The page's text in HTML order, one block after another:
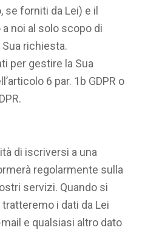
forniti da Lei) e il
noi al solo scopo di
richiesta.
per gestire la Sua
6 par. 1b GDPR o
di iscriversi a una
regolarmente sulla
servizi. Quando si
i dati da Lei
e qualsiasi altro dato